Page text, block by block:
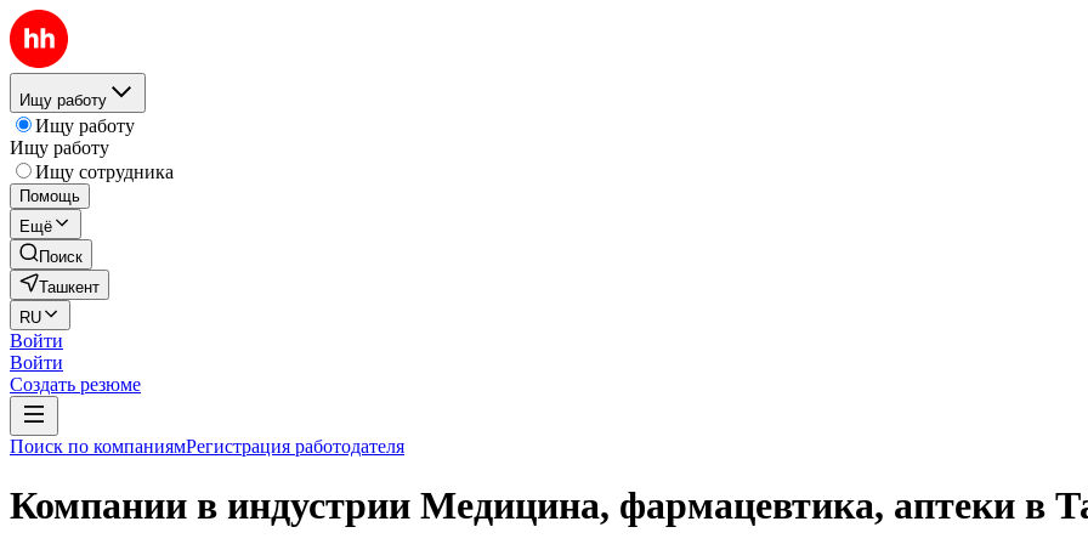
Ищу работу
Ищу работу
Ищу работу
Ищу сотрудника
Помощь
Ещё
Поиск
Ташкент
RU
Войти
Войти
Создать резюме
Поиск по компаниямРегистрация работодателя
Компании в индустрии Медицина, фармацевтика, аптеки в